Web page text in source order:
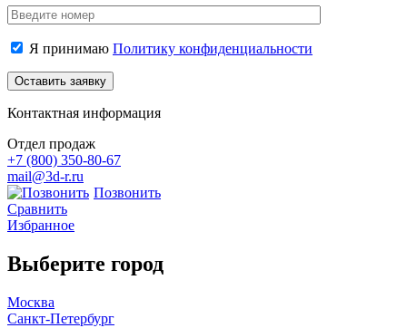
Я принимаю Политику конфиденциальности
Контактная информация
Отдел продаж
+7 (800) 350-80-67
mail@3d-r.ru
Позвонить
Сравнить
Избранное
Выберите город
Москва
Санкт-Петербург